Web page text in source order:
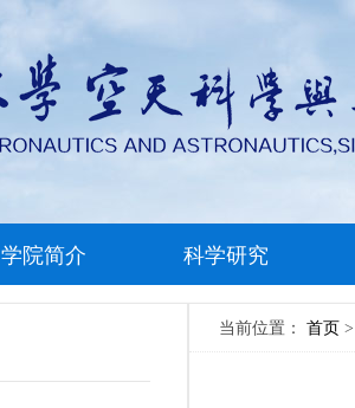
学院简介 科学研究
当前位置： 首页 >